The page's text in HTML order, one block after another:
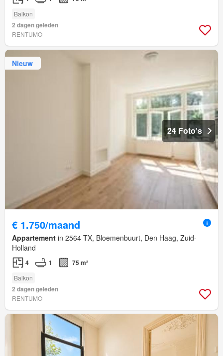
Balkon
2 dagen geleden
RENTUMO
Nieuw
24 Foto's
€ 1.750/maand
Appartement in 2564 TX, Bloemenbuurt, Den Haag, Zuid-
Holland
4 1 75 m²
Balkon
2 dagen geleden
RENTUMO